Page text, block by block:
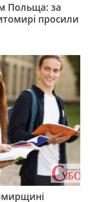
Польща: за
просили